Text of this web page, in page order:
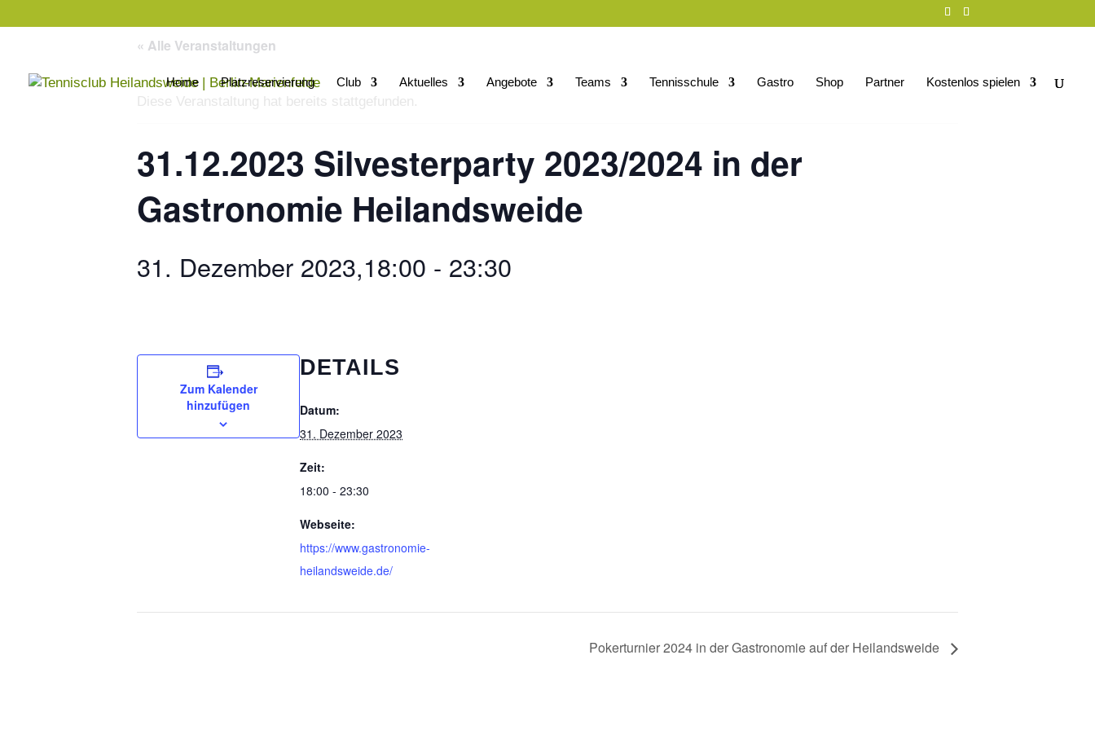
Home Platzreservierung Club Aktuelles Angebote Teams Tennisschule Gastro Shop Partner Kostenlos spielen
« Alle Veranstaltungen
Diese Veranstaltung hat bereits stattgefunden.
31.12.2023 Silvesterparty 2023/2024 in der
Gastronomie Heilandsweide
31. Dezember 2023,18:00 - 23:30
Zum Kalender
hinzufügen
DETAILS
Datum:
31. Dezember 2023
Zeit:
18:00 - 23:30
Webseite:
https://www.gastronomie-
heilandsweide.de/
Pokerturnier 2024 in der Gastronomie auf der Heilandsweide